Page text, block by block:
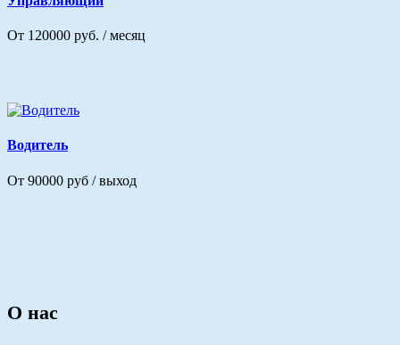
От 120000 руб. / месяц
Водитель
От 90000 руб / выход
О нас